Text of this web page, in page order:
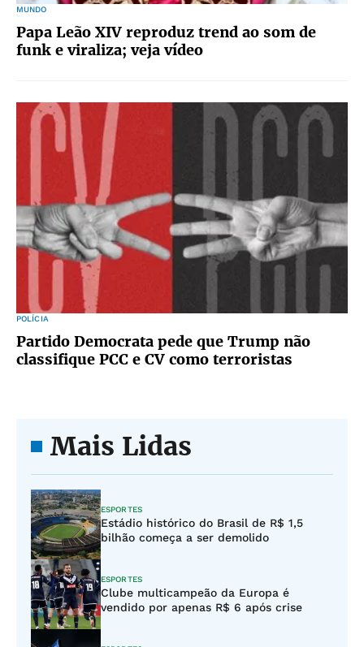
MUNDO
Papa Leão XIV reproduz trend ao som de
funk e viraliza; veja vídeo
POLÍCIA
Partido Democrata pede que Trump não
classifique PCC e CV como terroristas
Mais Lidas
ESPORTES
Estádio histórico do Brasil de R$ 1,5
bilhão começa a ser demolido
ESPORTES
Clube multicampeão da Europa é
vendido por apenas R$ 6 após crise